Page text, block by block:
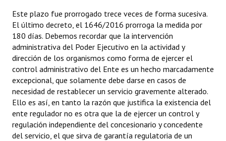
Bariloche, Municipio intercultural
Entrega de distinciones
REFORMA DE LA CARTA ORGÁNICA
Este plazo fue prorrogado trece veces de forma sucesiva.
El último decreto, el 1646/2016 prorroga la medida por
180 días. Debemos recordar que la intervención
administrativa del Poder Ejecutivo en la actividad y
dirección de los organismos como forma de ejercer el
control administrativo del Ente es un hecho marcadamente
excepcional, que solamente debe darse en casos de
necesidad de restablecer un servicio gravemente alterado.
Ello es así, en tanto la razón que justifica la existencia del
ente regulador no es otra que la de ejercer un control y
regulación independiente del concesionario y concedente
del servicio, el que sirva de garantía regulatoria de un